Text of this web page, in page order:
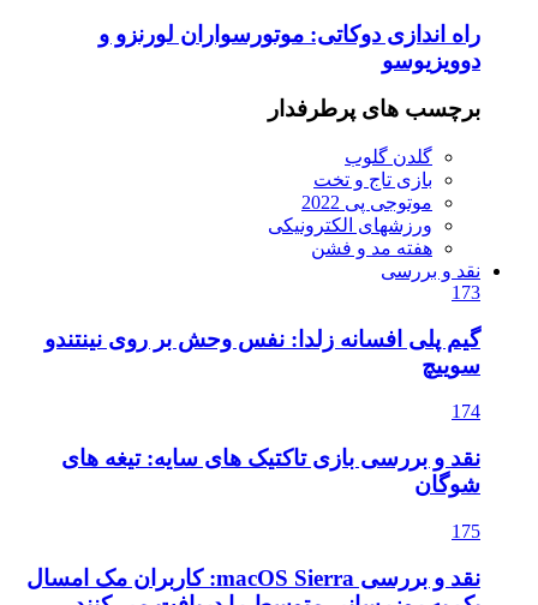
راه اندازی دوکاتی: موتورسواران لورنزو و
دوویزیوسو
برچسب های پرطرفدار
گلدن گلوب
بازی تاج و تخت
موتوجی پی 2022
ورزشهای الکترونیکی
هفته مد و فشن
نقد و بررسی
173
گیم پلی افسانه زلدا: نفس وحش بر روی نینتندو
سوییچ
174
نقد و بررسی بازی تاکتیک های سایه: تیغه های
شوگان
175
نقد و بررسی macOS Sierra: کاربران مک امسال